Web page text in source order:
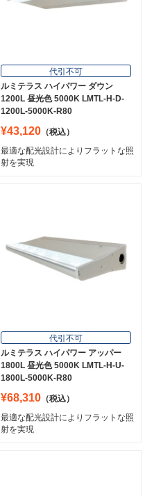
代引不可
ルミテラス ハイパワー ダウン
1200L 昼光色 5000K LMTL-H-D-
1200L-5000K-R80
¥43,120 （税込）
最適な配光設計によりフラットな照
射を実現
代引不可
ルミテラス ハイパワー アッパー
1800L 昼光色 5000K LMTL-H-U-
1800L-5000K-R80
¥68,310 （税込）
最適な配光設計によりフラットな照
射を実現